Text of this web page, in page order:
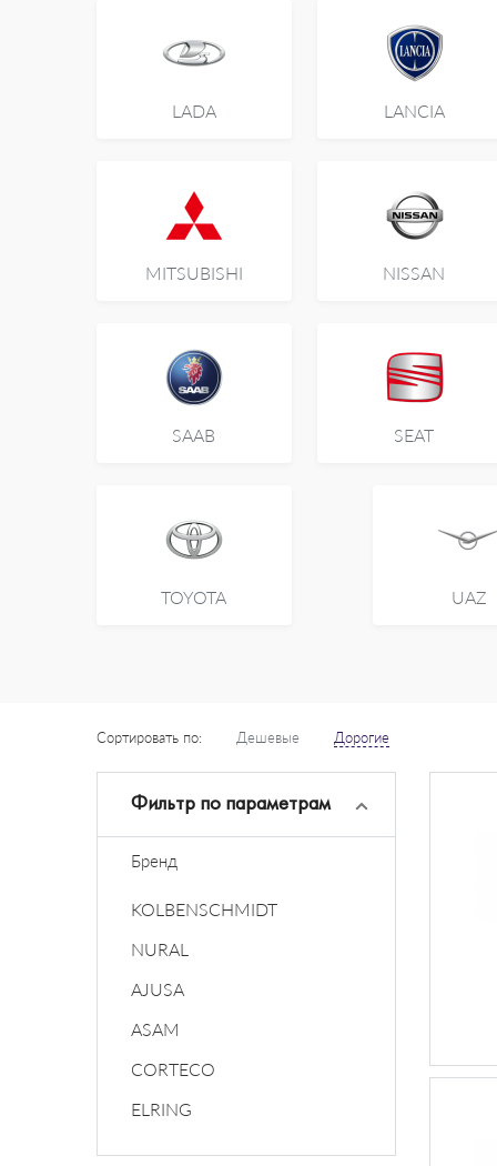
LADA LANCIA
MITSUBISHI NISSAN
SAAB SEAT
TOYOTA UAZ
Сортировать по: Дешевые Дорогие
Фильтр по параметрам
Бренд
KOLBENSCHMIDT
NURAL
AJUSA
ASAM
CORTECO
ELRING